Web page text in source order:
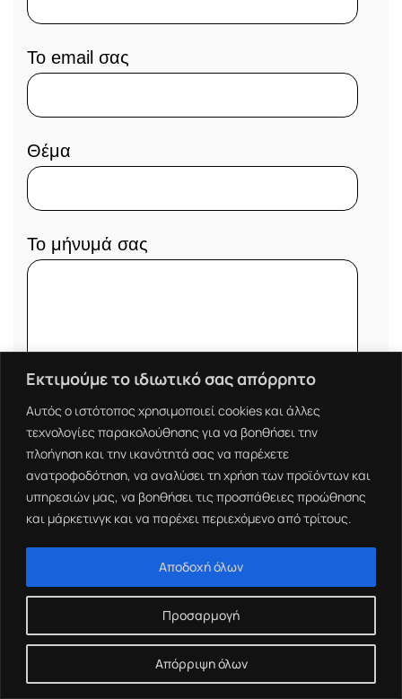
Εκτιμούμε το ιδιωτικό σας απόρρητο
Αυτός ο ιστότοπος χρησιμοποιεί cookies και άλλες
τεχνολογίες παρακολούθησης για να βοηθήσει την
πλοήγηση και την ικανότητά σας να παρέχετε
ανατροφοδότηση, να αναλύσει τη χρήση των προϊόντων και
υπηρεσιών μας, να βοηθήσει τις προσπάθειες προώθησης
και μάρκετινγκ και να παρέχει περιεχόμενο από τρίτους.
Προσαρμογή
Απόρριψη όλων
Αποδοχή όλων
To email σας
Θέμα
Το μήνυμά σας
Υπηρεσίες που σας ενδιαφέρουνε
Ιστοσελίδες
Eshop
Mobile Apps
Google Ads